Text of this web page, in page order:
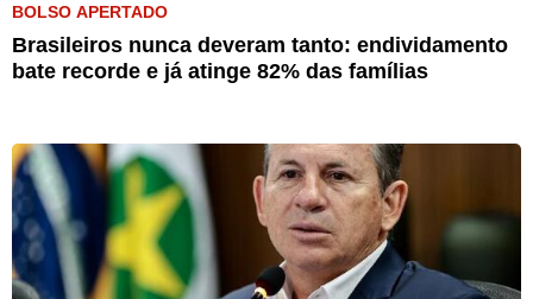
BOLSO APERTADO
Brasileiros nunca deveram tanto: endividamento
bate recorde e já atinge 82% das famílias